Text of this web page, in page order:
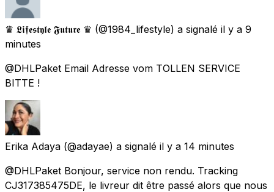
♛ 𝕷𝖎𝖋𝖊𝖘𝖙𝖞𝖑𝖊 𝕱𝖚𝖙𝖚𝖗𝖊 ♛ (@1984_lifestyle) a signalé il y a 9
minutes
@DHLPaket Email Adresse vom TOLLEN SERVICE
BITTE !
Erika Adaya (@adayae) a signalé il y a 14 minutes
@DHLPaket Bonjour, service non rendu. Tracking
CJ317385475DE, le livreur dit être passé alors que nous